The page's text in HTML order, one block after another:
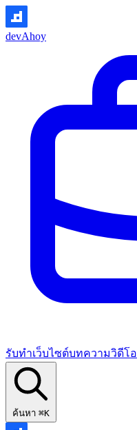
devAhoy
รับทำเว็บไซต์บทความวิดีโอ
ค้นหา ⌘K